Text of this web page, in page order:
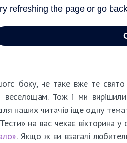
боку, не таке вже те
веселощам. Тож і ми
наших читачів іще одну
на вас чекає вікторина
. Якщо ж ви взагалі